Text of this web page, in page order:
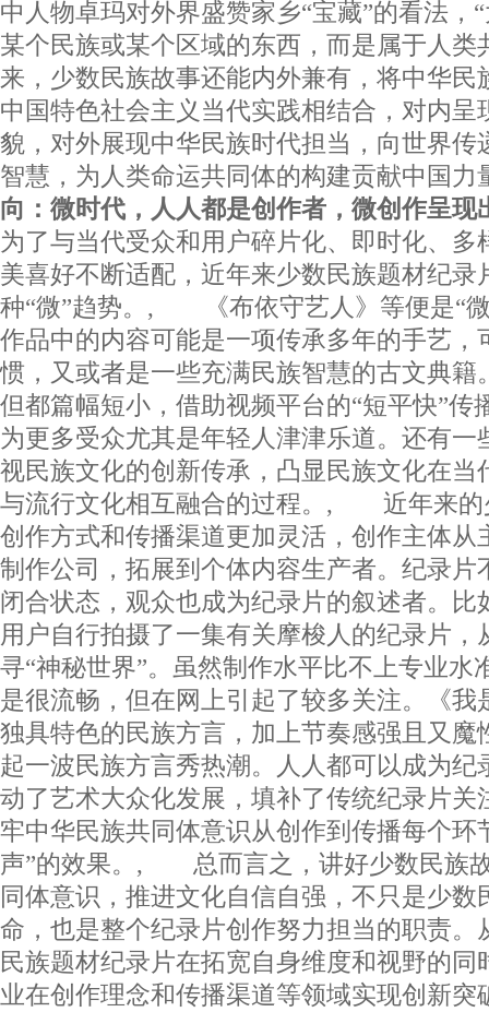
中人物卓玛对外界盛赞家乡“宝藏”的看法，
某个民族或某个区域的东西，而是属于人类
来，少数民族故事还能内外兼有，将中华民
中国特色社会主义当代实践相结合，对内呈
貌，对外展现中华民族时代担当，向世界传
智慧，为人类命运共同体的构建贡献中
向：微时代，人人都是创作者，微创作呈现
为了与当代受众和用户碎片化、即时化、多
美喜好不断适配，近年来少数民族题材纪录
种“微”趋势。, 《布依守艺人》等便是“微
作品中的内容可能是一项传承多年的手艺，
惯，又或者是一些充满民族智慧的古文典籍
但都篇幅短小，借助视频平台的“短平快”传
为更多受众尤其是年轻人津津乐道。还有一
视民族文化的创新传承，凸显民族文化在当
与流行文化相互融合的过程。, 近年来的
创作方式和传播渠道更加灵活，创作主体从
制作公司，拓展到个体内容生产者。纪录片
闭合状态，观众也成为纪录片的叙述者。比
用户自行拍摄了一集有关摩梭人的纪录片，
寻“神秘世界”。虽然制作水平比不上专业水
是很流畅，但在网上引起了较多关注。《我
独具特色的民族方言，加上节奏感强且又魔
起一波民族方言秀热潮。人人都可以成为纪
动了艺术大众化发展，填补了传统纪录片关
牢中华民族共同体意识从创作到传播每个环
声”的效果。, 总而言之，讲好少数民族
同体意识，推进文化自信自强，不只是少数
命，也是整个纪录片创作努力担当的职责。
民族题材纪录片在拓宽自身维度和视野的同
业在创作理念和传播渠道等领域实现创新突